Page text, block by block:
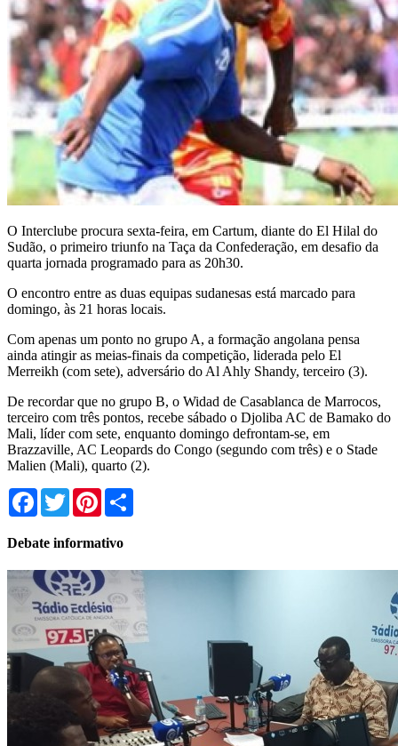
O Interclube procura sexta-feira, em Cartum, diante do El Hilal do
Sudão, o primeiro triunfo na Taça da Confederação, em desafio da
quarta jornada programado para as 20h30.
O encontro entre as duas equipas sudanesas está marcado para
domingo, às 21 horas locais.
Com apenas um ponto no grupo A, a formação angolana pensa
ainda atingir as meias-finais da competição, liderada pelo El
Merreikh (com sete), adversário do Al Ahly Shandy, terceiro (3).
De recordar que no grupo B, o Widad de Casablanca de Marrocos,
terceiro com três pontos, recebe sábado o Djoliba AC de Bamako do
Mali, líder com sete, enquanto domingo defrontam-se, em
Brazzaville, AC Leopards do Congo (segundo com três) e o Stade
Malien (Mali), quarto (2).
Facebook
TwitterPinterest
Debate informativo